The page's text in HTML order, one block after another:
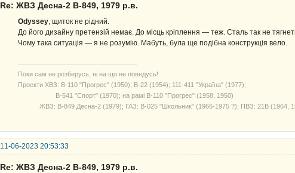
Re: ЖВЗ Десна-2 В-849, 1979 р.в.
Odyssey, щиток не рідний.
До його дизайну претензій немає. До місць кріплення — теж. Сталь так не
Чому така ситуація — я не розумію. Мабуть, була ще подібна конструкція вело.
Поки сам не розберусь, ні на що не поведусь!
Проекти ХВЗ: В-110 "Прогрес" (1950); В-22 (1954); 111-411 "Україна" (1977);
В-541 "Спорт" (1970); на рамі В-110 "Прогрес" (1958, 1950)
ЖВЗ: В-849 Десна-2 (1979); ГАЗ: В-025 "Школьник" (1966-1975 ?); ПВЗ: 21В (1964,
11-06-2023 20:53:33
Re: ЖВЗ Десна-2 В-849, 1979 р.в.